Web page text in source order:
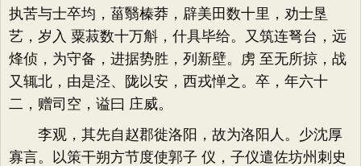
执苦与士卒均，菑翳榛莽，辟美田数十里，劝士垦
艺，岁入 粟菽数十万斛，什具毕给。又筑连弩台，远
烽侦，为守备，进据势胜，列新壁。虏 至无所掠，战
又辄北，由是泾、陇以安，西戎惮之。卒，年六十
二，赠司空，谥曰 庄威。
李观，其先自赵郡徙洛阳，故为洛阳人。少沈厚
寡言。以策干朔方节度使郭子 仪，子仪遣佐坊州刺史